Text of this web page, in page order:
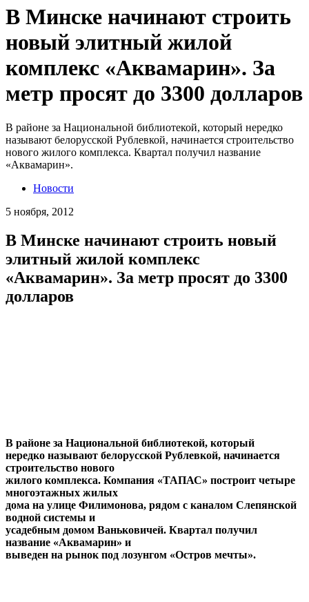
В Минске начинают строить
новый элитный жилой
комплекс «Аквамарин». За
метр просят до 3300 долларов
В районе за Национальной библиотекой, который нередко
называют белорусской Рублевкой, начинается строительство
нового жилого комплекса. Квартал получил название
«Аквамарин».
Новости
5 ноября, 2012
В Минске начинают строить новый
элитный жилой комплекс
«Аквамарин». За метр просят до 3300
долларов
В районе за Национальной библиотекой, который
нередко называют белорусской Рублевкой, начинается
строительство нового
жилого комплекса. Компания «ТАПАС» построит четыре
многоэтажных жилых
дома на улице Филимонова, рядом с каналом Слепянской
водной системы и
усадебным домом Ваньковичей. Квартал получил
название «Аквамарин» и
выведен на рынок под лозунгом «Остров мечты».